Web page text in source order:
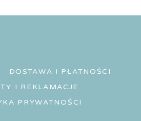
DOSTAWA I PŁATNOŚCI
I REKLAMACJE
PRYWATNOŚCI